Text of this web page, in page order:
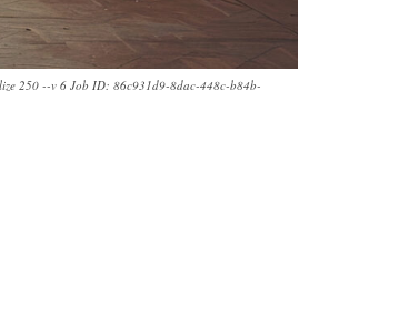
250 --v 6 Job ID: 86c931d9-8dac-448c-b84b-